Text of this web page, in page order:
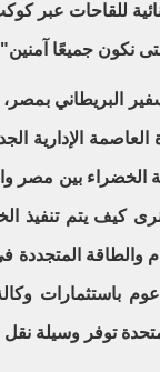
للقاحات عبر
نكون جميعًا
البريطاني بمصر،
الخضراء بين مصر
كيف يتم تنفيذ
والطاقة
باستثمارات
توفر وسيلة